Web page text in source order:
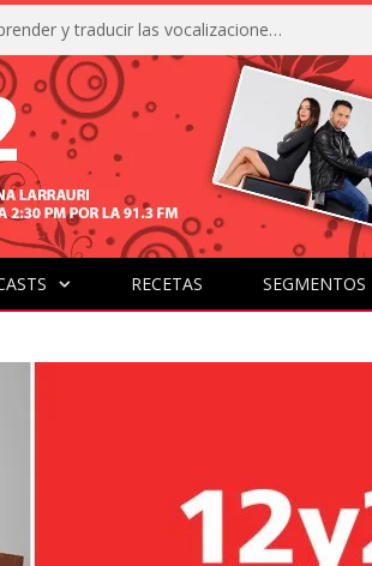
La IA está acercándonos a comprender y traducir las vocalizaciones y comportamientos de nuestras mascotas
RECETAS SEGMENTOS